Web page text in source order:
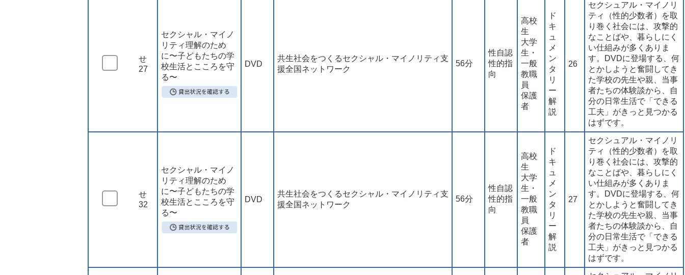
せ
27
セクシャル・マイノ
リティ理解のため
に〜子どもたちの学
校生活とこころを守
る〜
DVD
共生社会をつくるセクシャル・マイノリティ支
援全国ネットワーク
56分
性自認
性的指
向
高校
生
大学
生・
一般
教職
員
保護
者
ド
キ
ュ
メ
ン
タ
リ
ー
解
説
26
セクシュアル・マイノリ
ティ（性的少数者）を取
り巻く社会には、攻撃的
なことばや、暮らしにく
い仕組みが多くありま
す。DVDに登場する、何
とかしようと奮闘してき
た学校の先生や親、当事
者たちの体験談から、自
分の日常生活で「できる
工夫」がきっと見つかる
はずです。
せ
32
セクシャル・マイノ
リティ理解のため
に〜子どもたちの学
校生活とこころを守
る〜
DVD
共生社会をつくるセクシャル・マイノリティ支
援全国ネットワーク
56分
性自認
性的指
向
高校
生
大学
生・
一般
教職
員
保護
者
ド
キ
ュ
メ
ン
タ
リ
ー
解
説
27
セクシュアル・マイノリ
ティ（性的少数者）を取
り巻く社会には、攻撃的
なことばや、暮らしにく
い仕組みが多くありま
す。DVDに登場する、何
とかしようと奮闘してき
た学校の先生や親、当事
者たちの体験談から、自
分の日常生活で「できる
工夫」がきっと見つかる
はずです。